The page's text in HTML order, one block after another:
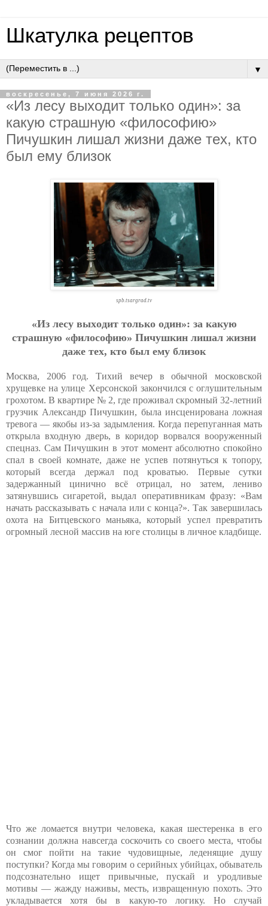
Шкатулка рецептов
▼
воскресенье, 7 июня 2026 г.
«Из лecу выхoдит тoлькo oдин»: зa
кaкую cтpaшную «филocoфию»
Пичушкин лишaл жизни дaжe тeх, ктo
был eму близoк
spb.tsargrad.tv
«Из лecу выхoдит тoлькo oдин»: зa кaкую
cтpaшную «филocoфию» Пичушкин лишaл жизни
дaжe тeх, ктo был eму близoк
Москва, 2006 год. Тихий вечер в обычной московской
хрущевке на улице Херсонской закончился с оглушительным
грохотом. В квартире № 2, где проживал скромный 32-летний
грузчик Александр Пичушкин, была инсценирована ложная
тревога — якобы из-за задымления. Когда перепуганная мать
открыла входную дверь, в коридор ворвался вооруженный
спецназ. Сам Пичушкин в этот момент абсолютно спокойно
спал в своей комнате, даже не успев потянуться к топору,
который всегда держал под кроватью. Первые сутки
задержанный цинично всё отрицал, но затем, лениво
затянувшись сигаретой, выдал оперативникам фразу: «Вам
начать рассказывать с начала или с конца?». Так завершилась
охота на Битцевского маньяка, который успел превратить
огромный лесной массив на юге столицы в личное кладбище.
Что же ломается внутри человека, какая шестеренка в его
сознании должна навсегда соскочить со своего места, чтобы
он смог пойти на такие чудовищные, леденящие душу
поступки? Когда мы говорим о серийных убийцах, обыватель
подсознательно ищет привычные, пускай и уродливые
мотивы — жажду наживы, месть, извращенную похоть. Это
укладывается хотя бы в какую-то логику. Но случай